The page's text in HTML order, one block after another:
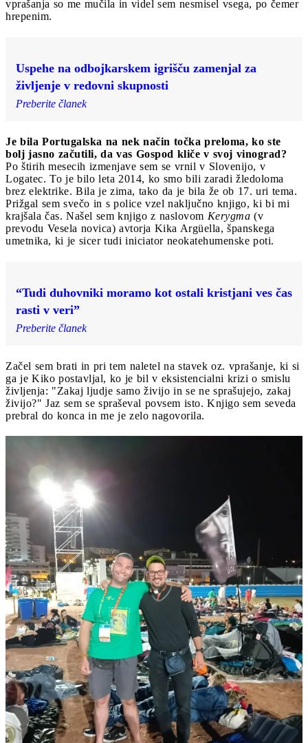
vprašanja so me mučila in videl sem nesmisel vsega, po čemer
hrepenim.
Uspehe na odbojkarskem igrišču zamenjal za
življenje v redovni skupnosti
Preberite članek
Je bila Portugalska na nek način točka preloma, ko ste
bolj jasno začutili, da vas Gospod kliče v svoj vinograd?
Po štirih mesecih izmenjave sem se vrnil v Slovenijo, v
Logatec. To je bilo leta 2014, ko smo bili zaradi žledoloma
brez elektrike. Bila je zima, tako da je bila že ob 17. uri tema.
Prižgal sem svečo in s police vzel naključno knjigo, ki bi mi
krajšala čas. Našel sem knjigo z naslovom Kerygma (v
prevodu Vesela novica) avtorja Kika Argüella, španskega
umetnika, ki je sicer tudi iniciator neokatehumenske poti.
“Tudi duhovniki moramo kot ostali kristjani ves čas
rasti v veri”
Preberite članek
Začel sem brati in pri tem naletel na stavek oz. vprašanje, ki si
ga je Kiko postavljal, ko je bil v eksistencialni krizi o smislu
življenja: "Zakaj ljudje samo živijo in se ne sprašujejo, zakaj
živijo?" Jaz sem se spraševal povsem isto. Knjigo sem seveda
prebral do konca in me je zelo nagovorila.